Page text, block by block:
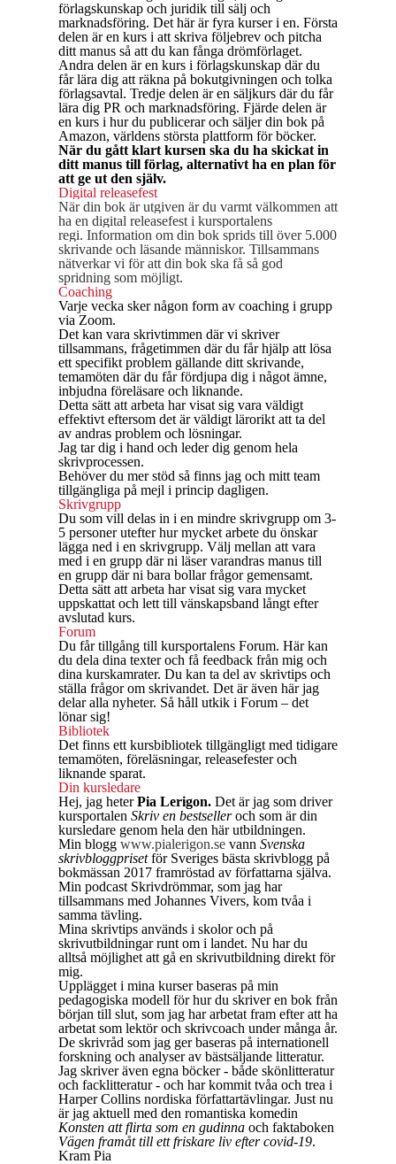
förlagskunskap och juridik till sälj och
marknadsföring. Det här är fyra kurser i en. Första
delen är en kurs i att skriva följebrev och pitcha
ditt manus så att du kan fånga drömförlaget.
Andra delen är en kurs i förlagskunskap där du
får lära dig att räkna på bokutgivningen och tolka
förlagsavtal. Tredje delen är en säljkurs där du får
lära dig PR och marknadsföring. Fjärde delen är
en kurs i hur du publicerar och säljer din bok på
Amazon, världens största plattform för böcker.
När du gått klart kursen ska du ha skickat in
ditt manus till förlag, alternativt ha en plan för
att ge ut den själv.
Digital releasefest
När din bok är utgiven är du varmt välkommen att
ha en digital releasefest i kursportalens
regi. Information om din bok sprids till över 5.000
skrivande och läsande människor. Tillsammans
nätverkar vi för att din bok ska få så god
spridning som möjligt.
Coaching
Varje vecka sker någon form av coaching i grupp
via Zoom.
Det kan vara skrivtimmen där vi skriver
tillsammans, frågetimmen där du får hjälp att lösa
ett specifikt problem gällande ditt skrivande,
temamöten där du får fördjupa dig i något ämne,
inbjudna föreläsare och liknande.
Detta sätt att arbeta har visat sig vara väldigt
effektivt eftersom det är väldigt lärorikt att ta del
av andras problem och lösningar.
Jag tar dig i hand och leder dig genom hela
skrivprocessen.
Behöver du mer stöd så finns jag och mitt team
tillgängliga på mejl i princip dagligen.
Skrivgrupp
Du som vill delas in i en mindre skrivgrupp om 3-
5 personer utefter hur mycket arbete du önskar
lägga ned i en skrivgrupp. Välj mellan att vara
med i en grupp där ni läser varandras manus till
en grupp där ni bara bollar frågor gemensamt.
Detta sätt att arbeta har visat sig vara mycket
uppskattat och lett till vänskapsband långt efter
avslutad kurs.
Forum
Du får tillgång till kursportalens Forum. Här kan
du dela dina texter och få feedback från mig och
dina kurskamrater. Du kan ta del av skrivtips och
ställa frågor om skrivandet. Det är även här jag
delar alla nyheter. Så håll utkik i Forum – det
lönar sig!
Bibliotek
Det finns ett kursbibliotek tillgängligt med tidigare
temamöten, föreläsningar, releasefester och
liknande sparat.
Din kursledare
Hej, jag heterPia Lerigon. Det är jag som driver
kursportalen Skriv en bestselleroch som är din
kursledare genom hela den här utbildningen.
Min blogg www.pialerigon.se vann Svenska
skrivbloggprisetför Sveriges bästa skrivblogg på
bokmässan 2017 framröstad av författarna själva.
Min podcast Skrivdrömmar, som jag har
tillsammans med Johannes Vivers, kom tvåa i
samma tävling.
Mina skrivtips används i skolor och på
skrivutbildningar runt om i landet. Nu har du
alltså möjlighet att gå en skrivutbildning direkt för
mig.
Upplägget i mina kurser baseras på min
pedagogiska modell för hur du skriver en bok från
början till slut, som jag har arbetat fram efter att ha
arbetat som lektör och skrivcoach under många år.
De skrivråd som jag ger baseras på internationell
forskning och analyser av bästsäljande litteratur.
Jag skriver även egna böcker - både skönlitteratur
och facklitteratur - och har kommit tvåa och trea i
Harper Collins nordiska författartävlingar. Just nu
är jag aktuell med den romantiska komedin
Konsten att flirta som en gudinna och faktaboken
Vägen framåt till ett friskare liv efter covid-19.
Kram Pia